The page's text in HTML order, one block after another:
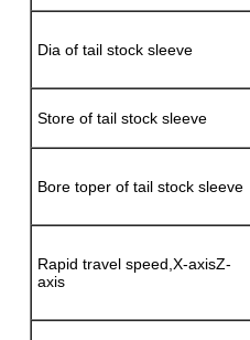
Dia of tail stock sleeve
Store of tail stock sleeve
Bore toper of tail stock sleeve
Rapid travel speed,X-axisZ-
axis